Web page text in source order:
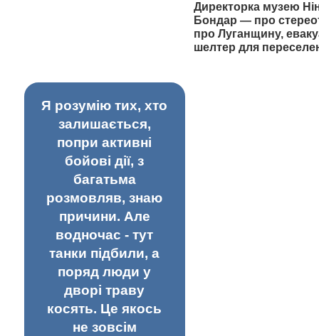
Директорка музею
Бондар — про
про Луганщину,
шелтер для
Я розумію тих, хто
залишається,
попри активні
бойові дії, з
багатьма
розмовляв, знаю
причини. Але
водночас - тут
танки підбили, а
поряд люди у
дворі траву
косять. Це якось
не зовсім